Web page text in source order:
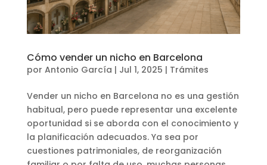
Cómo vender un nicho en Barcelona
por Antonio García | Jul 1, 2025 | Trámites
Vender un nicho en Barcelona no es una gestión
habitual, pero puede representar una excelente
oportunidad si se aborda con el conocimiento y
la planificación adecuados. Ya sea por
cuestiones patrimoniales, de reorganización